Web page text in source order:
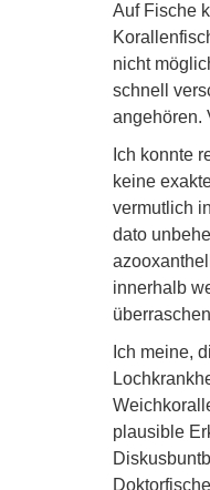
Auf Fische
nicht
schnell
angehören.
Ich konnte
keine
vermutlich
dato
innerhalb
Ich meine,
plausible